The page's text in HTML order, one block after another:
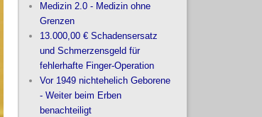
Medizin 2.0 - Medizin ohne
Grenzen
13.000,00 € Schadensersatz
und Schmerzensgeld für
fehlerhafte Finger-Operation
Vor 1949 nichtehelich Geborene
- Weiter beim Erben
benachteiligt